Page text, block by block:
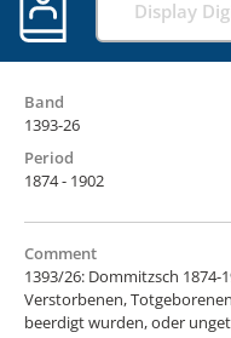
Display
Band
1393-26
Period
1874 - 1902
Comment
1393/26: Dommitzsch 1874-
Verstorbenen,
beerdigt wurden, oder